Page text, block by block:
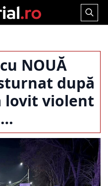
Search
NOUĂ
după
lovit violent